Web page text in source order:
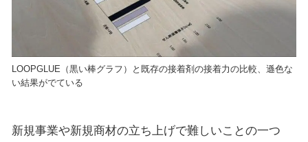
LOOPGLUE（黒い棒グラフ）と既存の接着剤の接着力の比較、遜色な
い結果がでている
新規事業や新規商材の立ち上げで難しいことの一つ